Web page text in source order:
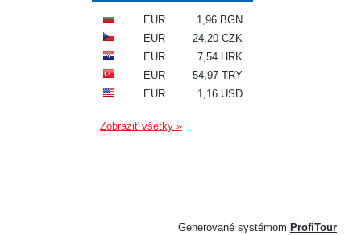
EUR
1,96 BGN
EUR
24,20 CZK
EUR
7,54 HRK
EUR
54,97 TRY
EUR
1,16 USD
Zobraziť všetky »
Generované systémom ProfiTour